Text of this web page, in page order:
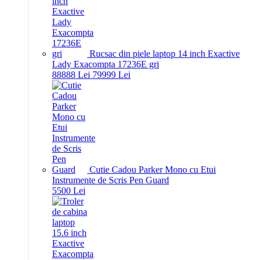
Rucsac din piele laptop 14 inch Exactive
Lady Exacompta 17236E gri
88888 Lei 79999 Lei
Cutie Cadou Parker Mono cu Etui
Instrumente de Scris Pen Guard
5500 Lei